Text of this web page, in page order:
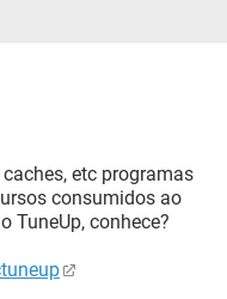
etc programas
consumidos ao
TuneUp, conhece?